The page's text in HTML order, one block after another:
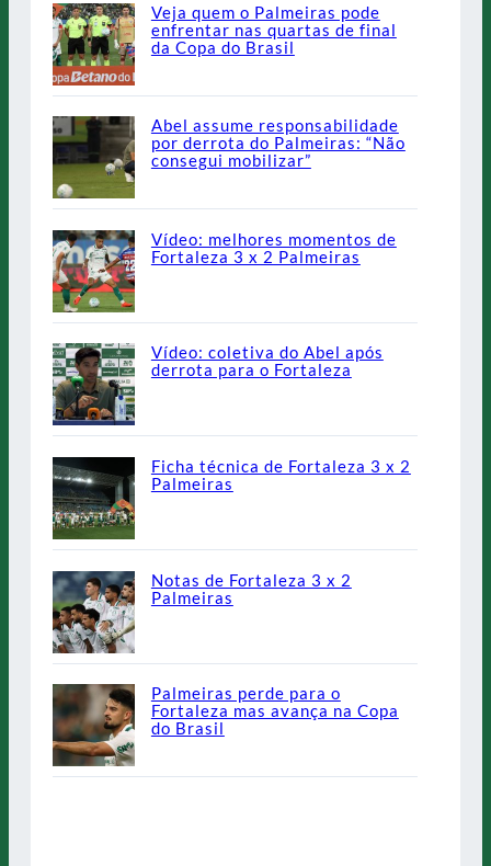
Veja quem o Palmeiras pode
enfrentar nas quartas de final
da Copa do Brasil
Abel assume responsabilidade
por derrota do Palmeiras: “Não
consegui mobilizar”
Vídeo: melhores momentos de
Fortaleza 3 x 2 Palmeiras
Vídeo: coletiva do Abel após
derrota para o Fortaleza
Ficha técnica de Fortaleza 3 x 2
Palmeiras
Notas de Fortaleza 3 x 2
Palmeiras
Palmeiras perde para o
Fortaleza mas avança na Copa
do Brasil